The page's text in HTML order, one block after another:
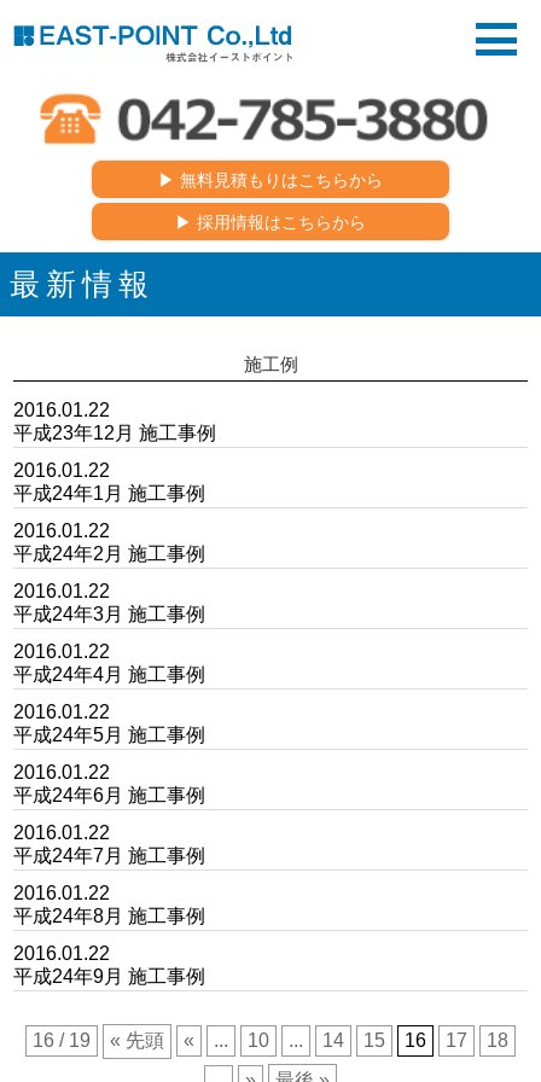
▶︎ 無料見積もりはこちらから
▶︎ 採用情報はこちらから
最新情報
施工例
2016.01.22
平成23年12月 施工事例
2016.01.22
平成24年1月 施工事例
2016.01.22
平成24年2月 施工事例
2016.01.22
平成24年3月 施工事例
2016.01.22
平成24年4月 施工事例
2016.01.22
平成24年5月 施工事例
2016.01.22
平成24年6月 施工事例
2016.01.22
平成24年7月 施工事例
2016.01.22
平成24年8月 施工事例
2016.01.22
平成24年9月 施工事例
16 / 19 « 先頭 « ... 10 ... 14 15 16 17
18